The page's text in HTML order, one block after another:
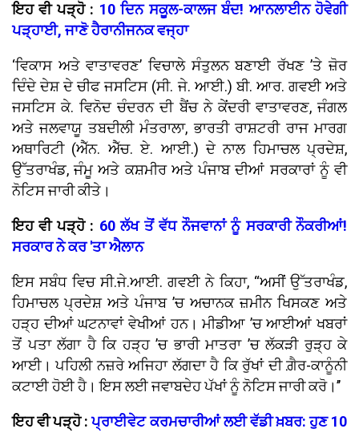
ਇਹ ਵੀ ਪੜ੍ਹੋ : 10 ਦਿਨ ਸਕੂਲ-ਕਾਲਜ ਬੰਦ! ਆਨਲਾਈਨ ਹੋਵੇਗੀ
ਪੜ੍ਹਾਈ, ਜਾਣੋ ਹੈਰਾਨੀਜਨਕ ਵਜ੍ਹਾ
‘ਵਿਕਾਸ ਅਤੇ ਵਾਤਾਵਰਣ’ ਵਿਚਾਲੇ ਸੰਤੁਲਨ ਬਣਾਈ ਰੱਖਣ ’ਤੇ ਜ਼ੋਰ
ਦਿੰਦੇ ਦੇਸ਼ ਦੇ ਚੀਫ ਜਸਟਿਸ (ਸੀ. ਜੇ. ਆਈ.) ਬੀ. ਆਰ. ਗਵਈ ਅਤੇ
ਜਸਟਿਸ ਕੇ. ਵਿਨੋਦ ਚੰਦਰਨ ਦੀ ਬੈਂਚ ਨੇ ਕੇਂਦਰੀ ਵਾਤਾਵਰਣ, ਜੰਗਲ
ਅਤੇ ਜਲਵਾਯੂ ਤਬਦੀਲੀ ਮੰਤਰਾਲਾ, ਭਾਰਤੀ ਰਾਸ਼ਟਰੀ ਰਾਜ ਮਾਰਗ
ਅਥਾਰਿਟੀ (ਐੱਨ. ਐੱਚ. ਏ. ਆਈ.) ਦੇ ਨਾਲ ਹਿਮਾਚਲ ਪ੍ਰਦੇਸ਼,
ਉੱਤਰਾਖੰਡ, ਜੰਮੂ ਅਤੇ ਕਸ਼ਮੀਰ ਅਤੇ ਪੰਜਾਬ ਦੀਆਂ ਸਰਕਾਰਾਂ ਨੂੰ ਵੀ
ਨੋਟਿਸ ਜਾਰੀ ਕੀਤੇ।
ਇਹ ਵੀ ਪੜ੍ਹੋ : 60 ਲੱਖ ਤੋਂ ਵੱਧ ਨੌਜਵਾਨਾਂ ਨੂੰ ਸਰਕਾਰੀ ਨੌਕਰੀਆਂ!
ਸਰਕਾਰ ਨੇ ਕਰ 'ਤਾ ਐਲਾਨ
ਇਸ ਸਬੰਧ ਵਿਚ ਸੀ.ਜੇ.ਆਈ. ਗਵਈ ਨੇ ਕਿਹਾ, “ਅਸੀਂ ਉੱਤਰਾਖੰਡ,
ਹਿਮਾਚਲ ਪ੍ਰਦੇਸ਼ ਅਤੇ ਪੰਜਾਬ ’ਚ ਅਚਾਨਕ ਜ਼ਮੀਨ ਖਿਸਕਣ ਅਤੇ
ਹੜ੍ਹ ਦੀਆਂ ਘਟਨਾਵਾਂ ਵੇਖੀਆਂ ਹਨ। ਮੀਡੀਆ ’ਚ ਆਈਆਂ ਖਬਰਾਂ
ਤੋਂ ਪਤਾ ਲੱਗਾ ਹੈ ਕਿ ਹੜ੍ਹ ’ਚ ਭਾਰੀ ਮਾਤਰਾ ’ਚ ਲੱਕੜੀ ਰੁੜ੍ਹ ਕੇ
ਆਈ। ਪਹਿਲੀ ਨਜ਼ਰੇ ਅਜਿਹਾ ਲੱਗਦਾ ਹੈ ਕਿ ਰੁੱਖਾਂ ਦੀ ਗ਼ੈਰ-ਕਾਨੂੰਨੀ
ਕਟਾਈ ਹੋਈ ਹੈ। ਇਸ ਲਈ ਜਵਾਬਦੇਹ ਪੱਖਾਂ ਨੂੰ ਨੋਟਿਸ ਜਾਰੀ ਕਰੋ।’’
ਇਹ ਵੀ ਪੜ੍ਹੋ :ਪ੍ਰਾਈਵੇਟ ਕਰਮਚਾਰੀਆਂ ਲਈ ਵੱਡੀ ਖ਼ਬਰ: ਹੁਣ 10